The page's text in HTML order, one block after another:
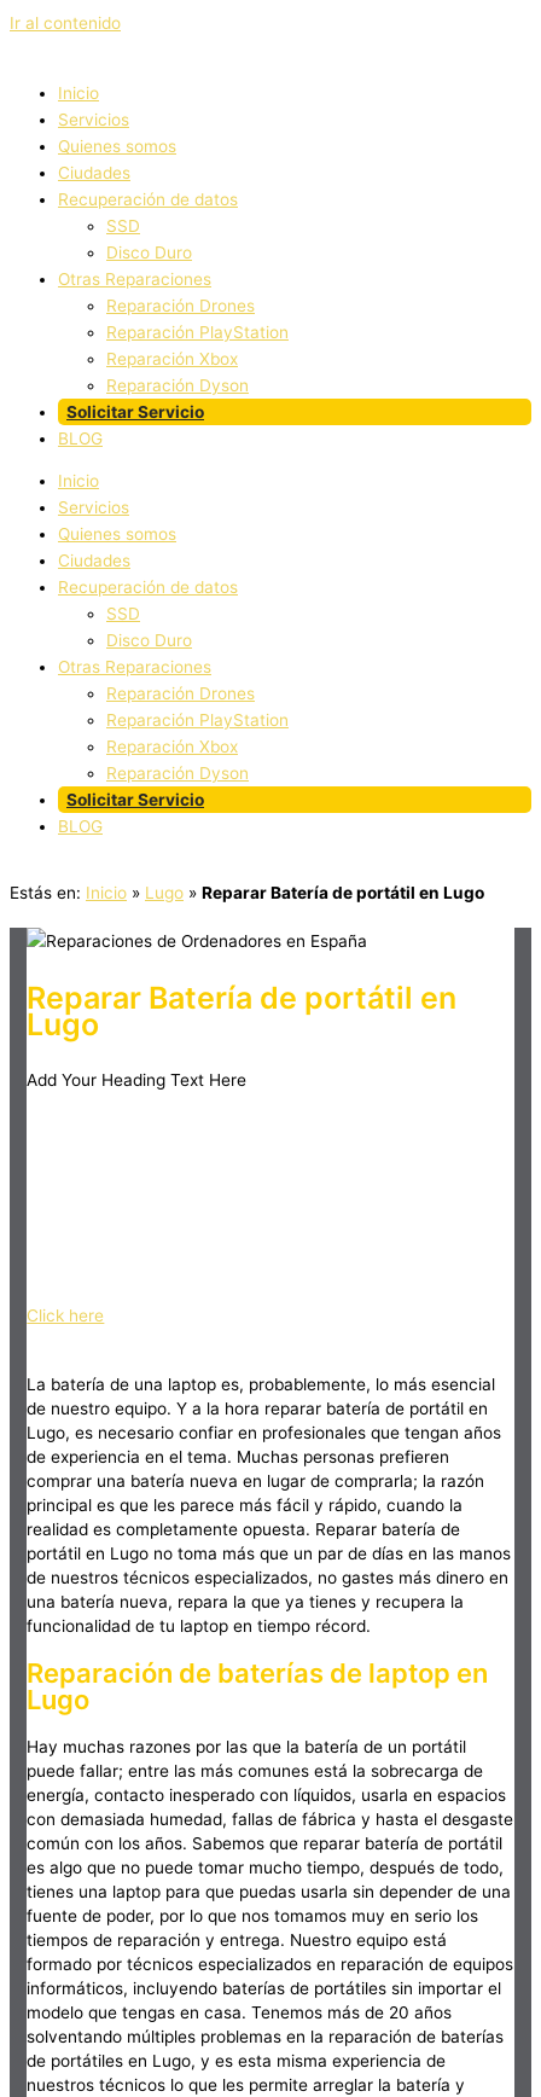
Ir al contenido
Inicio
Servicios
Quienes somos
Ciudades
Recuperación de datos
SSD
Disco Duro
Otras Reparaciones
Reparación Drones
Reparación PlayStation
Reparación Xbox
Reparación Dyson
Solicitar Servicio
BLOG
Inicio
Servicios
Quienes somos
Ciudades
Recuperación de datos
SSD
Disco Duro
Otras Reparaciones
Reparación Drones
Reparación PlayStation
Reparación Xbox
Reparación Dyson
Solicitar Servicio
BLOG
Estás en: Inicio » Lugo » Reparar Batería de portátil en Lugo
Reparar Batería de portátil en
Lugo
Add Your Heading Text Here
Click here
La batería de una laptop es, probablemente, lo más esencial
de nuestro equipo. Y a la hora reparar batería de portátil en
Lugo, es necesario confiar en profesionales que tengan años
de experiencia en el tema. Muchas personas prefieren
comprar una batería nueva en lugar de comprarla; la razón
principal es que les parece más fácil y rápido, cuando la
realidad es completamente opuesta. Reparar batería de
portátil en Lugo no toma más que un par de días en las manos
de nuestros técnicos especializados, no gastes más dinero en
una batería nueva, repara la que ya tienes y recupera la
funcionalidad de tu laptop en tiempo récord.
Reparación de baterías de laptop en
Lugo
Hay muchas razones por las que la batería de un portátil
puede fallar; entre las más comunes está la sobrecarga de
energía, contacto inesperado con líquidos, usarla en espacios
con demasiada humedad, fallas de fábrica y hasta el desgaste
común con los años. Sabemos que reparar batería de portátil
es algo que no puede tomar mucho tiempo, después de todo,
tienes una laptop para que puedas usarla sin depender de una
fuente de poder, por lo que nos tomamos muy en serio los
tiempos de reparación y entrega. Nuestro equipo está
formado por técnicos especializados en reparación de equipos
informáticos, incluyendo baterías de portátiles sin importar el
modelo que tengas en casa. Tenemos más de 20 años
solventando múltiples problemas en la reparación de baterías
de portátiles en Lugo, y es esta misma experiencia de
nuestros técnicos lo que les permite arreglar la batería y